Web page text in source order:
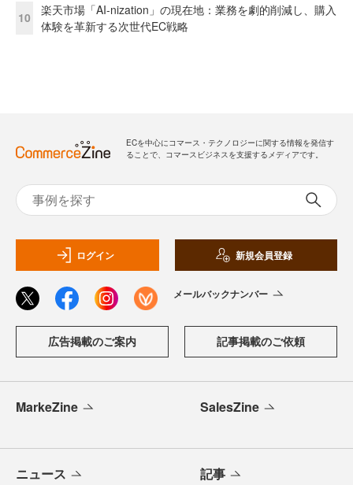
10
楽天市場「AI-nization」の現在地：業務を劇的削減し、購入
体験を革新する次世代EC戦略
ECを中心にコマース・テクノロジーに関する情報を発信す
ることで、コマースビジネスを支援するメディアです。
ログイン 新規会員登録
メールバックナンバー
広告掲載のご案内 記事掲載のご依頼
MarkeZine SalesZine
ニュース 記事